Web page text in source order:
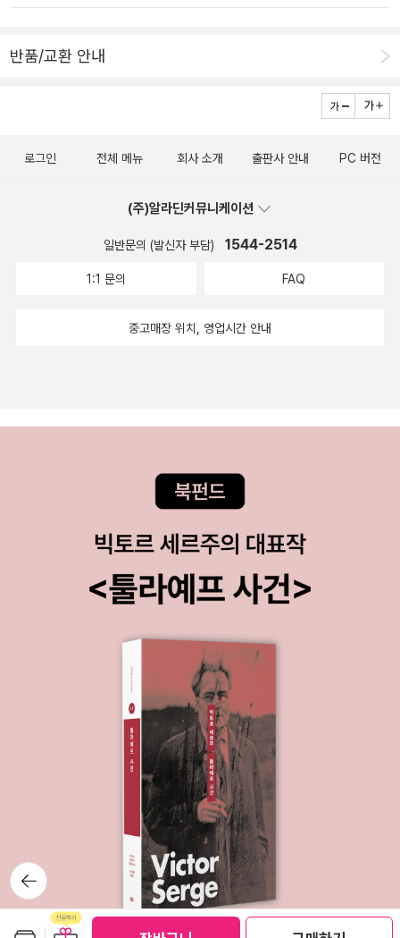
우르르 일어나는 현상을 그다지 믿을만 하지 않지만 그래도 이 책은
책은 이 책인데 애석하게도 못 보고 그냥 나왔다. 솔직히 기독교 서적
트랜디한 요즘 입맛에 맞는 다소는 가벼워 보이는 제목들이 있다. 이
전 같은 서점에서 만지작 거렸던 책이었다.이런 제목의 책들이 가벼
수는 없는 일. 엊그제 신앙 좋은 내 친구와 오랫만에 통화를 했는데 이
책을 얘기하는 거다. 너무 좋다고. 그 친구가 좋다면 믿어 볼만은 하
도 좀 읽어줘야 할 것 같은데...이 분야에 정통해 있고 심취한 사람 있
반품/교환 안내
뒤로가
기
로그인 전체 메뉴 회사 소개 출판사 안내 PC 버전
(주)알라딘커뮤니케이션
일반문의 (발신자 부담) 1544-2514
1:1 문의 FAQ
중고매장 위치, 영업시간 안내